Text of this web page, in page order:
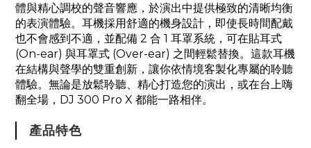
體與精心調校的聲音響應，於演出中提供極致的清晰均衡
的表演體驗。耳機採用舒適的機身設計，即使長時間配戴
也不會感到不適，並配備 2 合 1 耳罩系統，可在貼耳式
(On-ear) 與耳罩式 (Over-ear) 之間輕鬆替換。這款耳機
在結構與聲學的雙重創新，讓你依情境客製化專屬的聆聽
體驗。無論是放鬆聆聽、精心打造您的演出，或在台上嗨
翻全場，DJ 300 Pro X 都能一路相伴。
產品特色